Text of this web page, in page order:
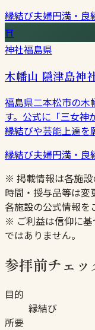
縁結び夫婦円満・良
⛩
神社福島県
木幡山 隠津島神
福島県二本松市の木
す。公式に「三女神
縁結びや芸能上達を
縁結び夫婦円満・良
※ 掲載情報は各施設
時間・授与品等は変
各施設の公式情報を
※ ご利益は信仰に基
ではありません。
参拝前チェッ
目的
縁結び
所要